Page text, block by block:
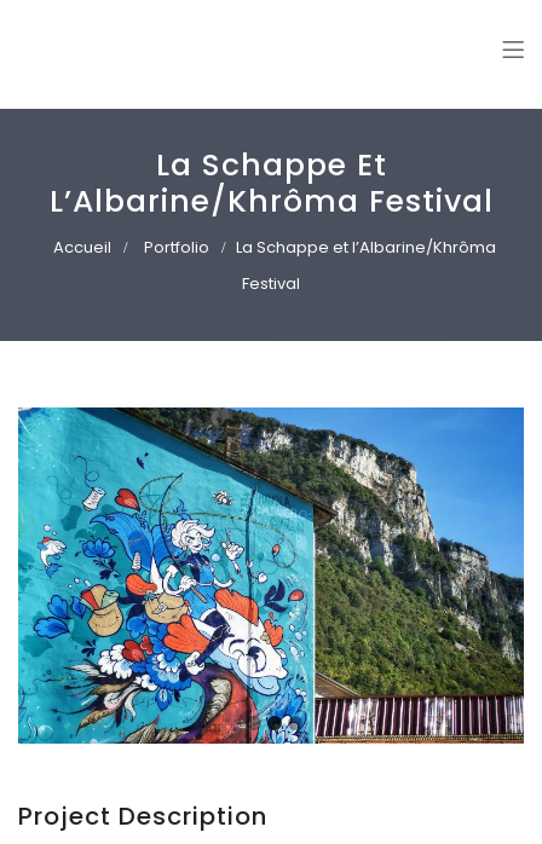
La Schappe Et
L’Albarine/Khrôma Festival
Accueil Portfolio
La Schappe et l’Albarine/Khrôma
Festival
Project Description